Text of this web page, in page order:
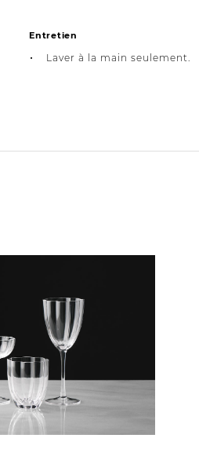
Entretien
Laver à la main seulement.